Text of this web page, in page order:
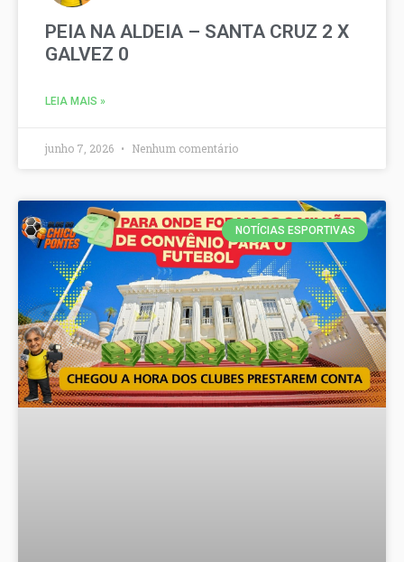
PEIA NA ALDEIA – SANTA CRUZ 2 X
GALVEZ 0
LEIA MAIS »
junho 7, 2026 Nenhum comentário
NOTÍCIAS ESPORTIVAS